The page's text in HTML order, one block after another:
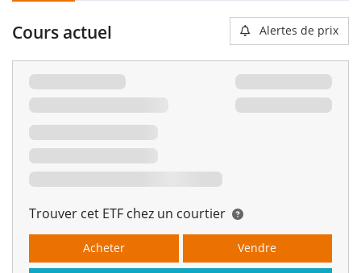
Cours actuel Alertes de prix
Trouver cet ETF chez un courtier
Acheter Vendre